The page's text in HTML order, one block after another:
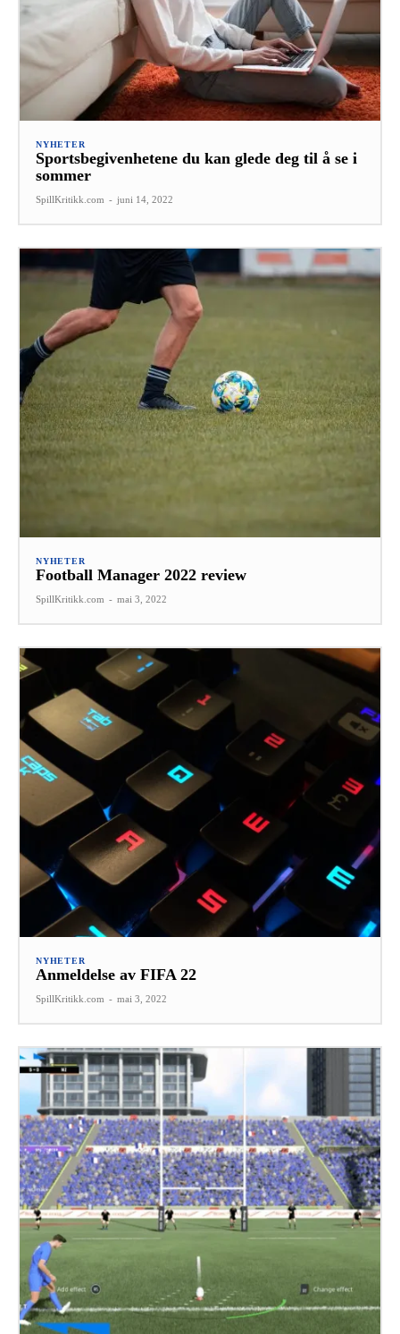
NYHETER
Sportsbegivenhetene du kan glede deg til å se i
sommer
SpillKritikk.com - juni 14, 2022
NYHETER
Football Manager 2022 review
SpillKritikk.com - mai 3, 2022
NYHETER
Anmeldelse av FIFA 22
SpillKritikk.com - mai 3, 2022